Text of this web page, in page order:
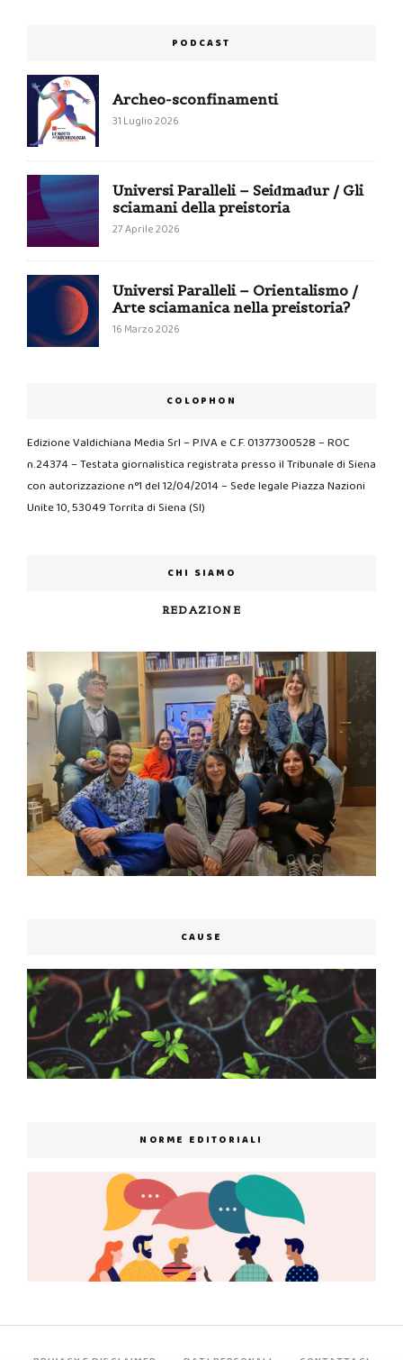
PODCAST
Archeo-sconfinamenti
31 Luglio 2026
Universi Paralleli – Seiđmađur / Gli
sciamani della preistoria
27 Aprile 2026
Universi Paralleli – Orientalismo /
Arte sciamanica nella preistoria?
16 Marzo 2026
COLOPHON
Edizione Valdichiana Media Srl – P.IVA e C.F. 01377300528 – ROC
n.24374 – Testata giornalistica registrata presso il Tribunale di Siena
con autorizzazione n°1 del 12/04/2014 – Sede legale Piazza Nazioni
Unite 10, 53049 Torrita di Siena (SI)
CHI SIAMO
REDAZIONE
CAUSE
NORME EDITORIALI